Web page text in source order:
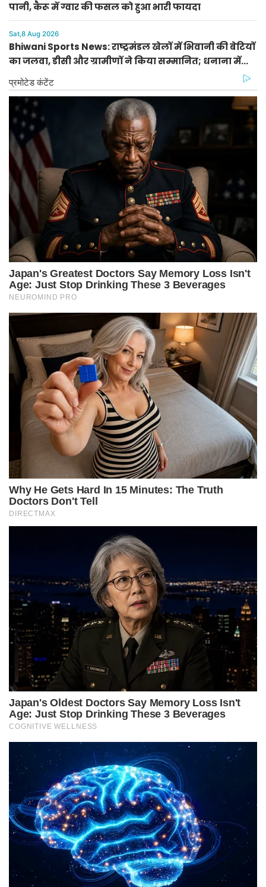
पानी, कैरू में ग्वार की फसल को हुआ भारी फायदा
Sat,8 Aug 2026
Bhiwani Sports News: राष्ट्रमंडल खेलों में भिवानी की बेटियों
का जलवा, डीसी और ग्रामीणों ने किया सम्मानित; धनाना में
खेल स्टेडियम की मांग